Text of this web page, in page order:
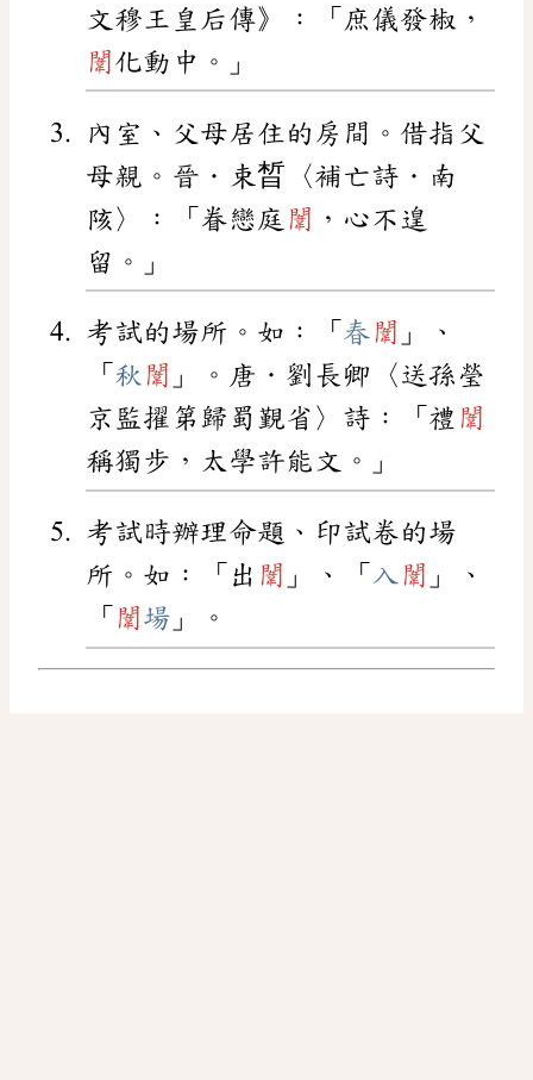
文穆王皇后傳》：「庶儀發椒，
闈化動中。」
內室、父母居住的房間。借指父
母親。晉．束晳〈補亡詩．南
陔〉：「眷戀庭 闈 ，心不遑
留。」
考試的場所。如：「 春闈 」、
「 秋 闈 」。唐．劉長卿〈送孫瑩
京監擢第歸蜀覲省〉詩：「禮 闈
稱獨步，太學許能文。」
考試時辦理命題、印試卷的場
所。如：「出 闈 」、「 入闈 」、
「 闈場 」。